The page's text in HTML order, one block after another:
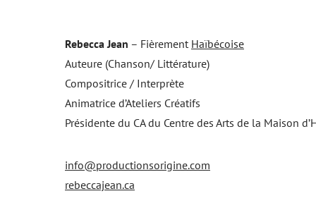
Rebecca Jean – Fièrement Haïbécoise
Auteure (Chanson/ Littérature)
Compositrice / Interprète
Animatrice d’Ateliers Créatifs
Présidente du CA du Centre des Arts de la Maison
info@productionsorigine.com
rebeccajean.ca